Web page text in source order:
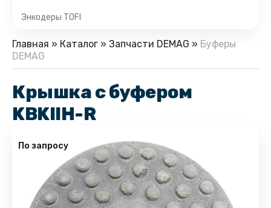
Энкодеры TOFI
Главная » Каталог » Запчасти DEMAG » Буферы
DEMAG
Крышка с буфером
KBKIIH-R
По запросу